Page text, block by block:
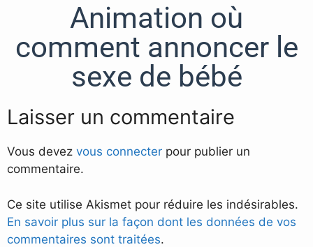
Animation où
comment annoncer le
sexe de bébé
Laisser un commentaire
Vous devez vous connecter pour publier un
commentaire.
Ce site utilise Akismet pour réduire les indésirables.
En savoir plus sur la façon dont les données de vos
commentaires sont traitées.